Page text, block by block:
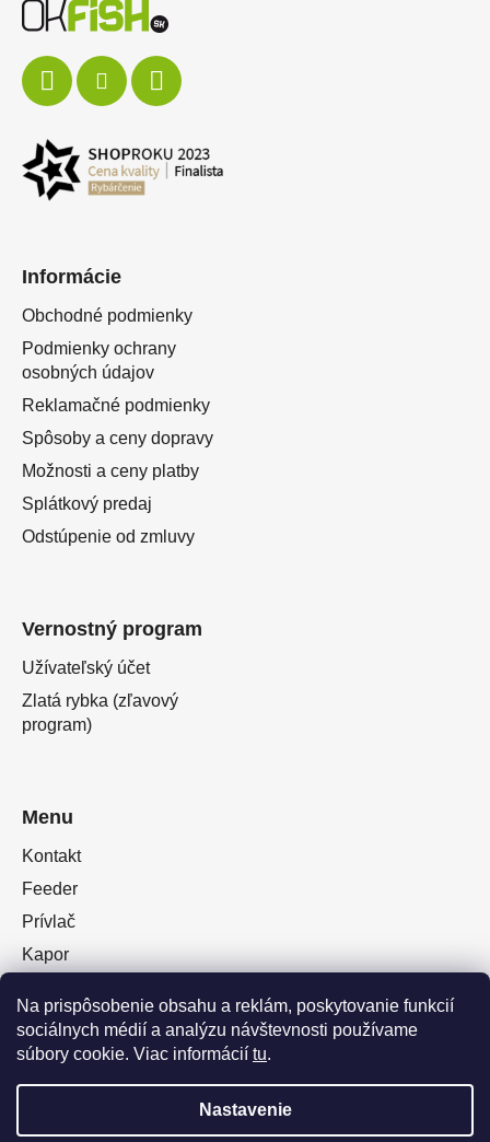
Na prispôsobenie obsahu a reklám, poskytovanie funkcií
sociálnych médií a analýzu návštevnosti používame
súbory cookie. Viac informácií tu.
Nastavenie
Informácie
Obchodné podmienky
Podmienky ochrany
osobných údajov
Reklamačné podmienky
Spôsoby a ceny dopravy
Možnosti a ceny platby
Splátkový predaj
Odstúpenie od zmluvy
Vernostný program
Užívateľský účet
Zlatá rybka (zľavový
program)
Menu
Kontakt
Feeder
Prívlač
Kapor
Plávaná
Muškárina